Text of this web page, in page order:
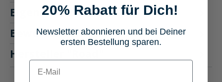
Eigenschaften
Bewertungen
1
Hersteller "Road"
20% Rabatt für Dich!
Newsletter abonnieren und bei Deiner
ersten Bestellung sparen.
E-mail